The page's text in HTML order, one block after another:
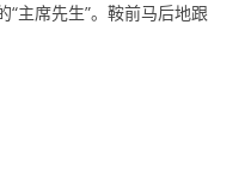
主席先生”。鞍前马后地跟